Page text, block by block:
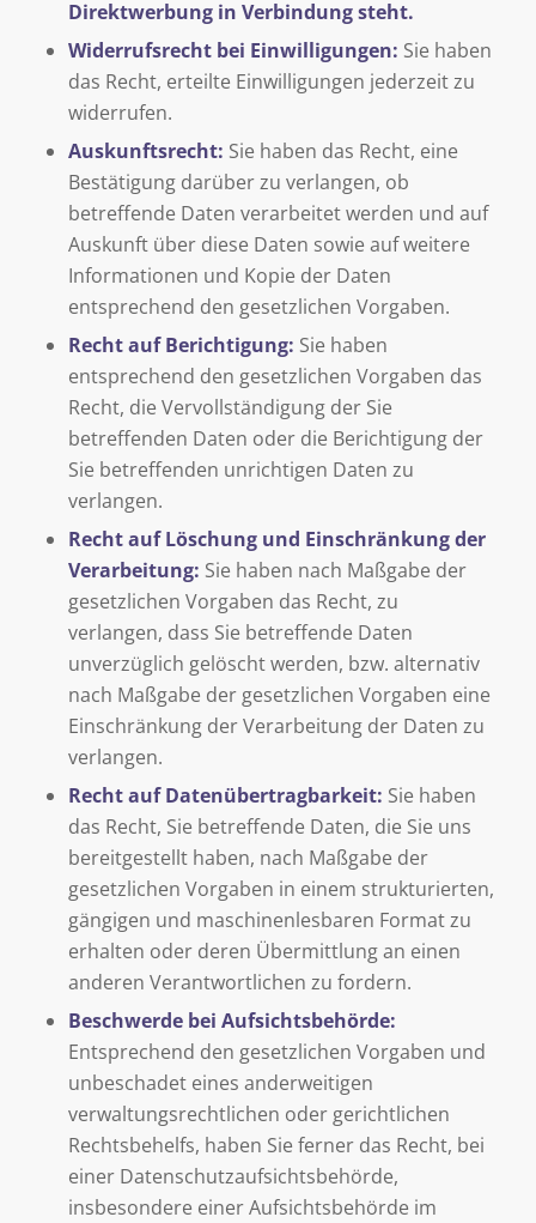
Direktwerbung in Verbindung steht.
Widerrufsrecht bei Einwilligungen: Sie haben
das Recht, erteilte Einwilligungen jederzeit zu
widerrufen.
Auskunftsrecht: Sie haben das Recht, eine
Bestätigung darüber zu verlangen, ob
betreffende Daten verarbeitet werden und auf
Auskunft über diese Daten sowie auf weitere
Informationen und Kopie der Daten
entsprechend den gesetzlichen Vorgaben.
Recht auf Berichtigung: Sie haben
entsprechend den gesetzlichen Vorgaben das
Recht, die Vervollständigung der Sie
betreffenden Daten oder die Berichtigung der
Sie betreffenden unrichtigen Daten zu
verlangen.
Recht auf Löschung und Einschränkung der
Verarbeitung: Sie haben nach Maßgabe der
gesetzlichen Vorgaben das Recht, zu
verlangen, dass Sie betreffende Daten
unverzüglich gelöscht werden, bzw. alternativ
nach Maßgabe der gesetzlichen Vorgaben eine
Einschränkung der Verarbeitung der Daten zu
verlangen.
Recht auf Datenübertragbarkeit: Sie haben
das Recht, Sie betreffende Daten, die Sie uns
bereitgestellt haben, nach Maßgabe der
gesetzlichen Vorgaben in einem strukturierten,
gängigen und maschinenlesbaren Format zu
erhalten oder deren Übermittlung an einen
anderen Verantwortlichen zu fordern.
Beschwerde bei Aufsichtsbehörde:
Entsprechend den gesetzlichen Vorgaben und
unbeschadet eines anderweitigen
verwaltungsrechtlichen oder gerichtlichen
Rechtsbehelfs, haben Sie ferner das Recht, bei
einer Datenschutzaufsichtsbehörde,
insbesondere einer Aufsichtsbehörde im